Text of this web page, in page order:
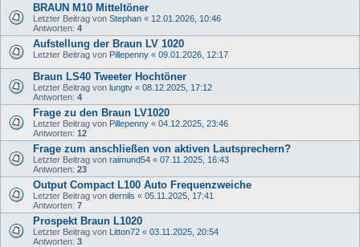
BRAUN M10 Mitteltöner
Letzter Beitrag von Stephan « 12.01.2026, 10:46
Antworten: 4
Aufstellung der Braun LV 1020
Letzter Beitrag von Pillepenny « 09.01.2026, 12:17
Braun LS40 Tweeter Hochtöner
Letzter Beitrag von lungtv « 08.12.2025, 17:12
Antworten: 4
Frage zu den Braun LV1020
Letzter Beitrag von Pillepenny « 04.12.2025, 23:46
Antworten: 12
Frage zum anschließen von aktiven Lautsprechern?
Letzter Beitrag von raimund54 « 07.11.2025, 16:43
Antworten: 23
Output Compact L100 Auto Frequenzweiche
Letzter Beitrag von dernils « 05.11.2025, 17:41
Antworten: 7
Prospekt Braun L1020
Letzter Beitrag von Litton72 « 03.11.2025, 20:54
Antworten: 3